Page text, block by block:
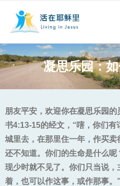
事工概要
阅读文章
永生之道
奉献支持
其他语言
凝思乐园：
朋友平安，欢迎你在凝思乐园
书4:13-15的经文，“嗐，你们有
城里去，在那里住一年，作买卖
还不知道。你们的生命是什么
现少时就不见了 。 你们只当说，
着，也可以作这事，或作那事。